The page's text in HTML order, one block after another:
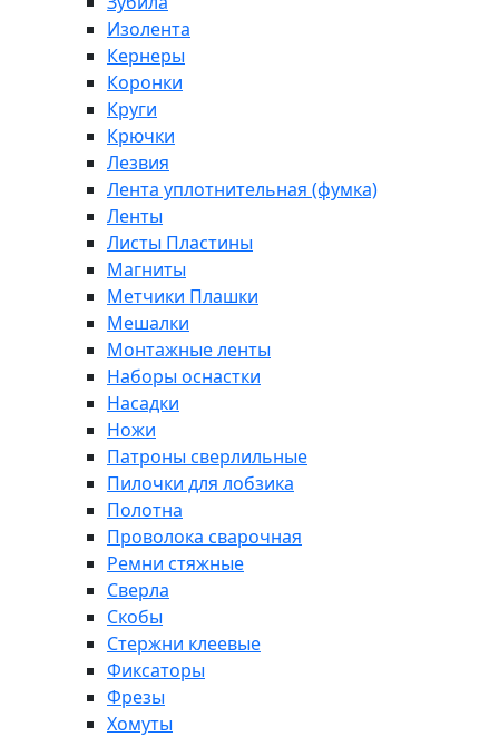
Изолента
Кернеры
Коронки
Круги
Крючки
Лезвия
Лента уплотнительная (фумка)
Ленты
Листы Пластины
Магниты
Метчики Плашки
Мешалки
Монтажные ленты
Наборы оснастки
Насадки
Ножи
Патроны сверлильные
Пилочки для лобзика
Полотна
Проволока сварочная
Ремни стяжные
Сверла
Скобы
Стержни клеевые
Фиксаторы
Фрезы
Хомуты